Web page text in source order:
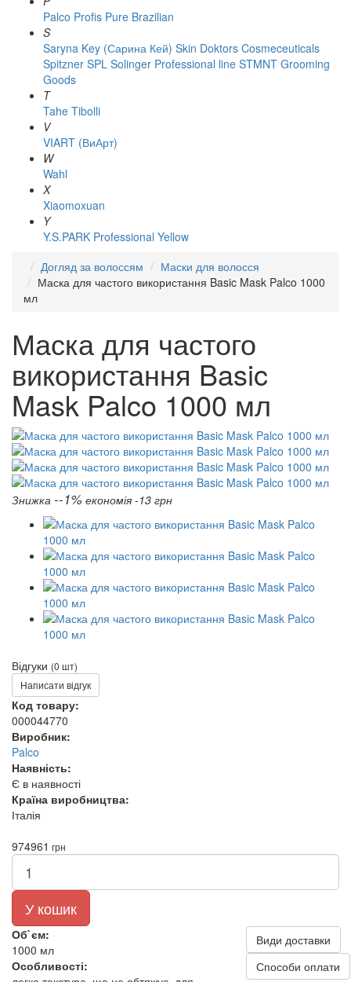
Palco Profis Pure Brazilian
S
Saryna Key (Сарина Кей) Skin Doktors Cosmeceuticals
Spitzner SPL Solinger Professional line STMNT Grooming
Goods
T
Tahe Tibolli
V
VIART (ВиАрт)
W
Wahl
X
Xiaomoxuan
Y
Y.S.PARK Professional Yellow
Догляд за волоссям
Маски для волосся
Маска для частого використання Basic Mask Palco 1000
мл
Маска для частого
використання Basic
Mask Palco 1000 мл
Знижка --1% економія -13 грн
Відгуки (0 шт)
Написати відгук
Код товару:
000044770
Виробник:
Palco
Наявність:
Є в наявності
Країна виробництва:
Італія
974961 грн
У кошик
Об`єм:
1000 мл
Особливості:
Види доставки
Способи оплати